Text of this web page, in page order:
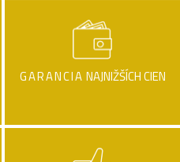
GARANCIA NAJNIŽŠÍCH CIEN